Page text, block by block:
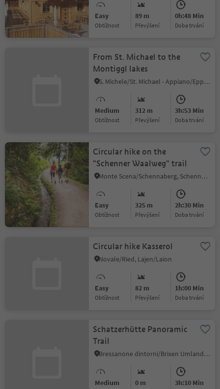
Easy
Obtížnost
89 m
Převýšení
0h:48 Min
doba trvání
From St. Michael to the
Montiggl lakes
S. Michele/St. Michael - Appiano/Eppan, Eppan an der Weinstaße/Appiano sulla Strada del Vino, Alto Adige Wine Road
Medium
Obtížnost
312 m
Převýšení
3h:53 Min
doba trvání
Circular hike on the
"Schenner Waalweg" trail
Monte Scena/Schennaberg, Schenna/Scena, Meran/Merano and environs
Easy
Obtížnost
325 m
Převýšení
2h:30 Min
doba trvání
Circular hike Kasserol
Novale/Ried, Lajen/Laion
Easy
Obtížnost
82 m
Převýšení
1h:00 Min
doba trvání
Schatzerhütte Panoramic
Trail
Bressanone dintorni/Brixen Umland, Brixen/Bressanone, Brixen/Bressanone and environs
Medium 0 m 3h:10 Min